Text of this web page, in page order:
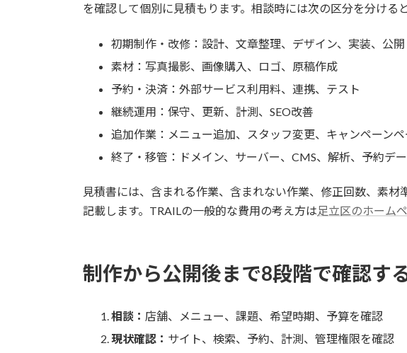
を確認して個別に見積もります。相談時には次の区分を分ける
初期制作・改修：設計、文章整理、デザイン、実装、公開
素材：写真撮影、画像購入、ロゴ、原稿作成
予約・決済：外部サービス利用料、連携、テスト
継続運用：保守、更新、計測、SEO改善
追加作業：メニュー追加、スタッフ変更、キャンペーンペ
終了・移管：ドメイン、サーバー、CMS、解析、予約デ
見積書には、含まれる作業、含まれない作業、修正回数、素材
記載します。TRAILの一般的な費用の考え方は足立区のホーム
制作から公開後まで8段階で確認す
相談： 店舗、メニュー、課題、希望時期、予算を確認
現状確認： サイト、検索、予約、計測、管理権限を確認